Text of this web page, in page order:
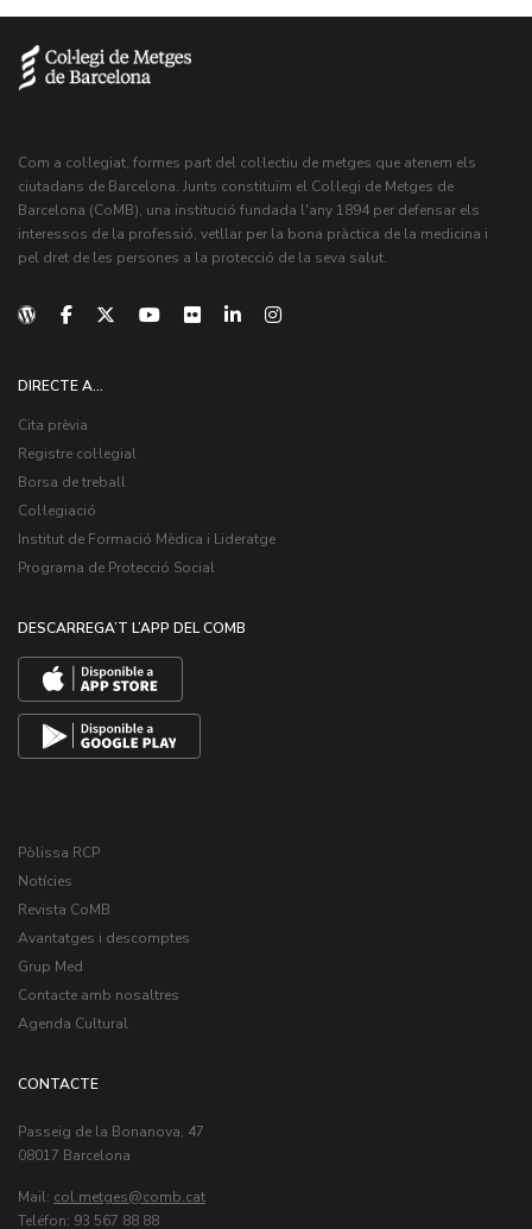
Com a col·legiat, formes part del col·lectiu de metges que atenem els
ciutadans de Barcelona. Junts constituïm el Col·legi de Metges de
Barcelona (CoMB), una institució fundada l'any 1894 per defensar els
interessos de la professió, vetllar per la bona pràctica de la medicina i
pel dret de les persones a la protecció de la seva salut.
DIRECTE A...
Cita prèvia
Registre col·legial
Borsa de treball
Col·legiació
Institut de Formació Mèdica i Lideratge
Programa de Protecció Social
DESCARREGA’T L’APP DEL COMB
Pòlissa RCP
Notícies
Revista CoMB
Avantatges i descomptes
Grup Med
Contacte amb nosaltres
Agenda Cultural
CONTACTE
Passeig de la Bonanova, 47
08017 Barcelona
Mail: col.metges
Teléfon: 93 567 88 88